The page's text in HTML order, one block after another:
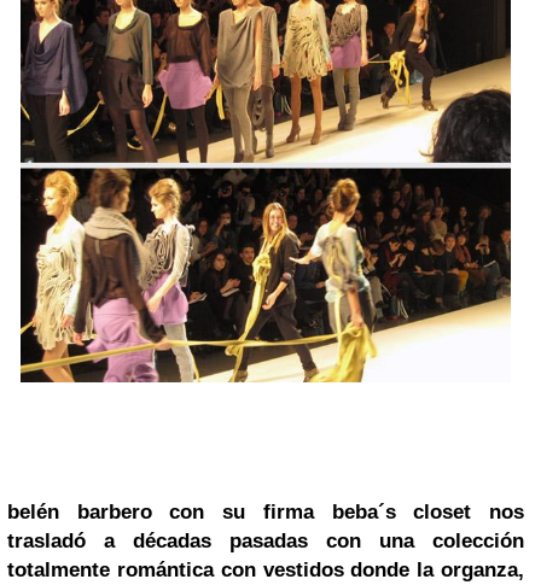
belén barberocon su firma beba´s closet nos
trasladó a décadas pasadas con una colección
totalmente romántica con vestidos donde la organza,